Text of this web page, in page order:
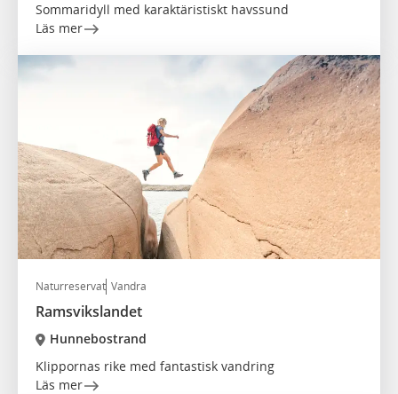
Sommaridyll med karaktäristiskt havssund
Läs mer
Naturreservat Vandra
Ramsvikslandet
Hunnebostrand
Klippornas rike med fantastisk vandring
Läs mer